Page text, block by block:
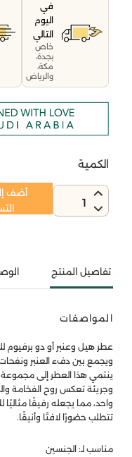
في
اليوم
التالي
خاص
بجدة،
مكة،
والرياض
الكمية
1
أضف
تفاصيل المنتج
المواصفات
ويجمع بين دفء العنبر
ينتمي هذا العطر إلى مجموعة
وجريئة تعكس روح الفخامة
واحد، مما يجعله رفيقًا
تتطلب حضورًا لافتًا وأنيقًا.
مناسب لـ: الجنسين